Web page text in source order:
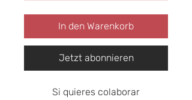
In den Warenkorb
Jetzt abonnieren
Si quieres colaborar